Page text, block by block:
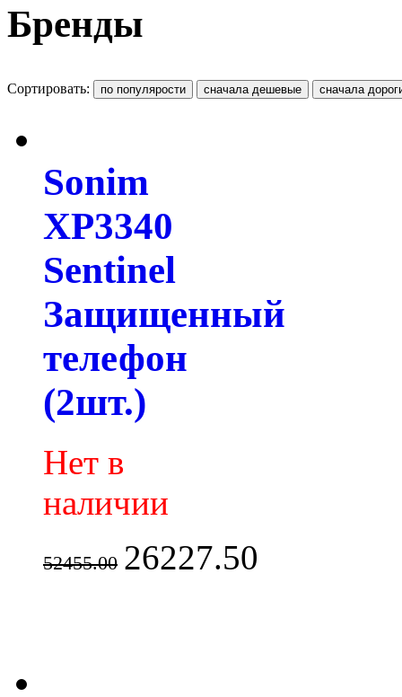
Бренды
Сортировать:
Sonim
XP3340
Sentinel
Защищенный
телефон
(2шт.)
Нет в
наличии
52455.00 26227.50